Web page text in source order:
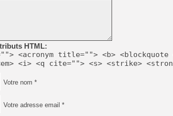
[Mo5] Deux inédits du
[GK] Le beat'em up The
[GK] Endless Legend 2 :
[LS] [PS5] Premiers
HTML:
<acronym title=""> <b> <blockquote
<i> <q cite=""> <s> <strike>
Votre nom *
Votre adresse email *